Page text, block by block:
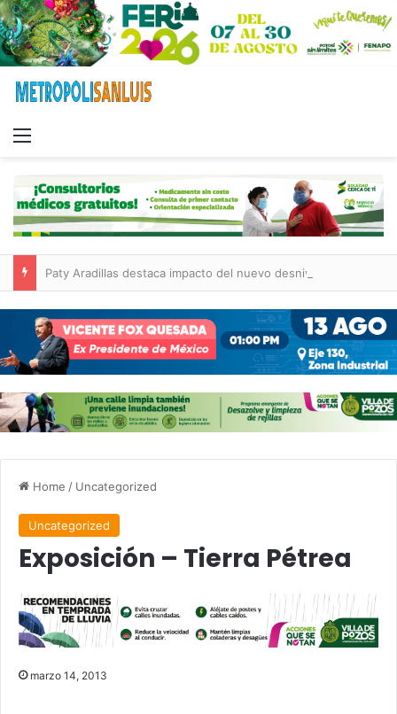
Home / Uncategorized
Uncategorized
Exposición – Tierra Pétrea
marzo 14, 2013